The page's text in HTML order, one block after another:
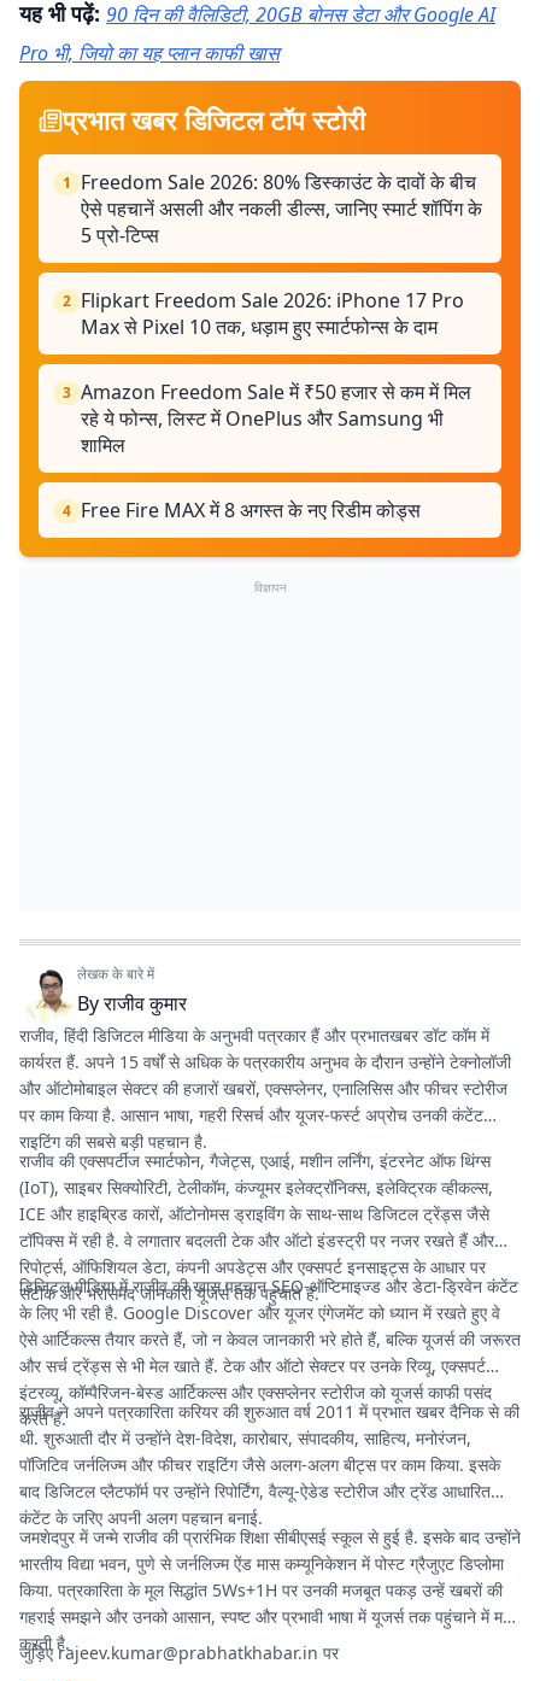
यह भी पढ़ें: 90 दिन की वैलिडिटी, 20GB बोनस डेटा और Google AI
Pro भी, जियो का यह प्लान काफी खास
प्रभात खबर डिजिटल टॉप स्टोरी
1
Freedom Sale 2026: 80% डिस्काउंट के दावों के बीच
ऐसे पहचानें असली और नकली डील्स, जानिए स्मार्ट शॉपिंग के
5 प्रो-टिप्स
2 Flipkart Freedom Sale 2026: iPhone 17 Pro
Max से Pixel 10 तक, धड़ाम हुए स्मार्टफोन्स के दाम
3 Amazon Freedom Sale में ₹50 हजार से कम में मिल
रहे ये फोन्स, लिस्ट में OnePlus और Samsung भी
शामिल
4 Free Fire MAX में 8 अगस्त के नए रिडीम कोड्स
विज्ञापन
लेखक के बारे में
Byराजीव कुमार
राजीव, हिंदी डिजिटल मीडिया के अनुभवी पत्रकार हैं और प्रभातखबर डॉट कॉम में
कार्यरत हैं. अपने 15 वर्षों से अधिक के पत्रकारीय अनुभव के दौरान उन्होंने टेक्नोलॉजी
और ऑटोमोबाइल सेक्टर की हजारों खबरों, एक्सप्लेनर, एनालिसिस और फीचर स्टोरीज
पर काम किया है. आसान भाषा, गहरी रिसर्च और यूजर-फर्स्ट अप्रोच उनकी कंटेंट
राइटिंग की सबसे बड़ी पहचान है.
राजीव की एक्सपर्टीज स्मार्टफोन, गैजेट्स, एआई, मशीन लर्निंग, इंटरनेट ऑफ थिंग्स
(IoT), साइबर सिक्योरिटी, टेलीकॉम, कंज्यूमर इलेक्ट्रॉनिक्स, इलेक्ट्रिक व्हीकल्स,
ICE और हाइब्रिड कारों, ऑटोनोमस ड्राइविंग के साथ-साथ डिजिटल ट्रेंड्स जैसे
टॉपिक्स में रही है. वे लगातार बदलती टेक और ऑटो इंडस्ट्री पर नजर रखते हैं और
रिपोर्ट्स, ऑफिशियल डेटा, कंपनी अपडेट्स और एक्सपर्ट इनसाइट्स के आधार पर
सटीक और भरोसेमंद जानकारी यूजर्स तक पहुंचाते हैं.
डिजिटल मीडिया में राजीव की खास पहचान SEO-ऑप्टिमाइज्ड और डेटा-ड्रिवेन कंटेंट
के लिए भी रही है. Google Discover और यूजर एंगेजमेंट को ध्यान में रखते हुए वे
ऐसे आर्टिकल्स तैयार करते हैं, जो न केवल जानकारी भरे होते हैं, बल्कि यूजर्स की जरूरत
और सर्च ट्रेंड्स से भी मेल खाते हैं. टेक और ऑटो सेक्टर पर उनके रिव्यू, एक्सपर्ट
इंटरव्यू, कॉम्पैरिजन-बेस्ड आर्टिकल्स और एक्सप्लेनर स्टोरीज को यूजर्स काफी पसंद
करते हैं.
राजीव ने अपने पत्रकारिता करियर की शुरुआत वर्ष 2011 में प्रभात खबर दैनिक से की
थी. शुरुआती दौर में उन्होंने देश-विदेश, कारोबार, संपादकीय, साहित्य, मनोरंजन,
पॉजिटिव जर्नलिज्म और फीचर राइटिंग जैसे अलग-अलग बीट्स पर काम किया. इसके
बाद डिजिटल प्लैटफॉर्म पर उन्होंने रिपोर्टिंग, वैल्यू-ऐडेड स्टोरीज और ट्रेंड आधारित
कंटेंट के जरिए अपनी अलग पहचान बनाई.
जमशेदपुर में जन्मे राजीव की प्रारंभिक शिक्षा सीबीएसई स्कूल से हुई है. इसके बाद उन्होंने
भारतीय विद्या भवन, पुणे से जर्नलिज्म ऐंड मास कम्यूनिकेशन में पोस्ट ग्रैजुएट डिप्लोमा
किया. पत्रकारिता के मूल सिद्धांत 5Ws+1H पर उनकी मजबूत पकड़ उन्हें खबरों की
गहराई समझने और उनको आसान, स्पष्ट और प्रभावी भाषा में यूजर्स तक पहुंचाने में मदद
करती है.
जुड़िएrajeev.kumar@prabhatkhabar.in पर